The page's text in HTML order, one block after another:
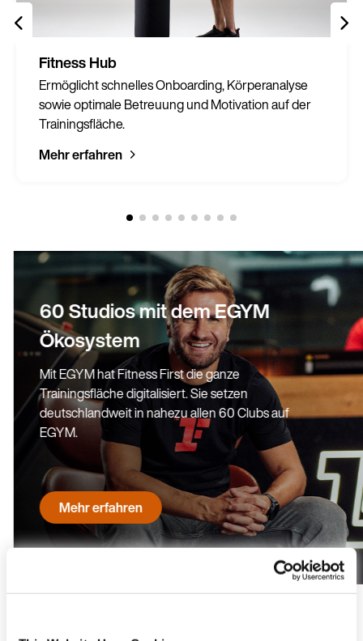
Fitness Hub
Ermöglicht schnelles Onboarding, Körperanalyse
sowie optimale Betreuung und Motivation auf der
Trainingsfläche.
Mehr erfahren
60 Studios mit dem EGYM
Ökosystem
Mit EGYM hat Fitness First die ganze
Trainingsfläche digitalisiert. Sie setzen
deutschlandweit in nahezu allen 60 Clubs auf
EGYM.
Mehr erfahren
Bist du bereit, dein Studio zu